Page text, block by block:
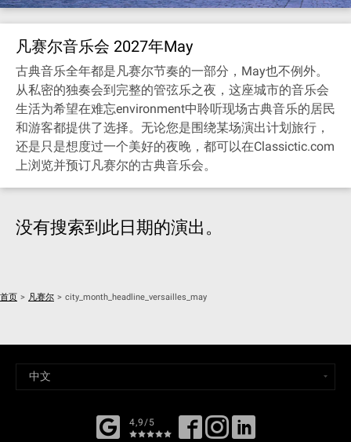
凡赛尔音乐会 2027年May
古典音乐全年都是凡赛尔节奏的一部分，May也不例外。
从私密的独奏会到完整的管弦乐之夜，这座城市的音乐会
生活为希望在难忘environment中聆听现场古典音乐的居民
和游客都提供了选择。无论您是围绕某场演出计划旅行，
还是只是想度过一个美好的夜晚，都可以在Classictic.com
上浏览并预订凡赛尔的古典音乐会。
没有搜索到此日期的演出。
首页 > 凡赛尔 > city_month_headline_versailles_may
4,9/5